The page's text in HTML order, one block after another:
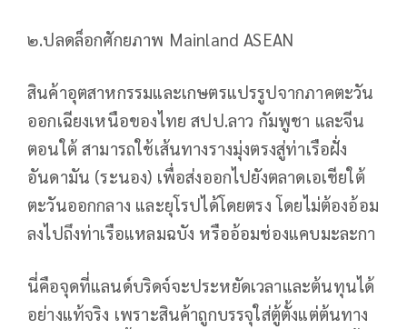
๒.ปลดล็อกศักยภาพ Mainland ASEAN
สินค้าอุตสาหกรรมและเกษตรแปรรูปจากภาคตะวัน
ออกเฉียงเหนือของไทย สปป.ลาว กัมพูชา และจีน
ตอนใต้ สามารถใช้เส้นทางรางมุ่งตรงสู่ท่าเรือฝั่ง
อันดามัน (ระนอง) เพื่อส่งออกไปยังตลาดเอเชียใต้
ตะวันออกกลาง และยุโรปได้โดยตรง โดยไม่ต้องอ้อม
ลงไปถึงท่าเรือแหลมฉบัง หรืออ้อมช่องแคบมะละกา
นี่คือจุดที่แลนด์บริดจ์จะประหยัดเวลาและต้นทุนได้
อย่างแท้จริง เพราะสินค้าถูกบรรจุใส่ตู้ตั้งแต่ต้นทาง